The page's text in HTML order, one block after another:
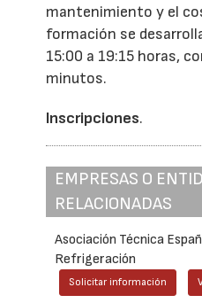
mantenimiento y el
formación se
15:00 a 19:15 horas,
minutos.
Inscripciones.
EMPRESAS O
RELACIONADAS
Asociación Técnica
Refrigeración
Solicitar información